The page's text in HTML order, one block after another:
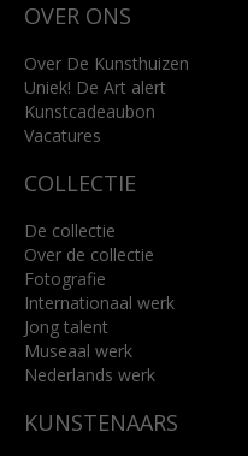
4818 SB Breda
info@kunsthuisbreda.nl
Lees meer
OVER ONS
Over De Kunsthuizen
Uniek! De Art alert
Kunstcadeaubon
Vacatures
COLLECTIE
De collectie
Over de collectie
Fotografie
Internationaal werk
Jong talent
Museaal werk
Nederlands werk
KUNSTENAARS